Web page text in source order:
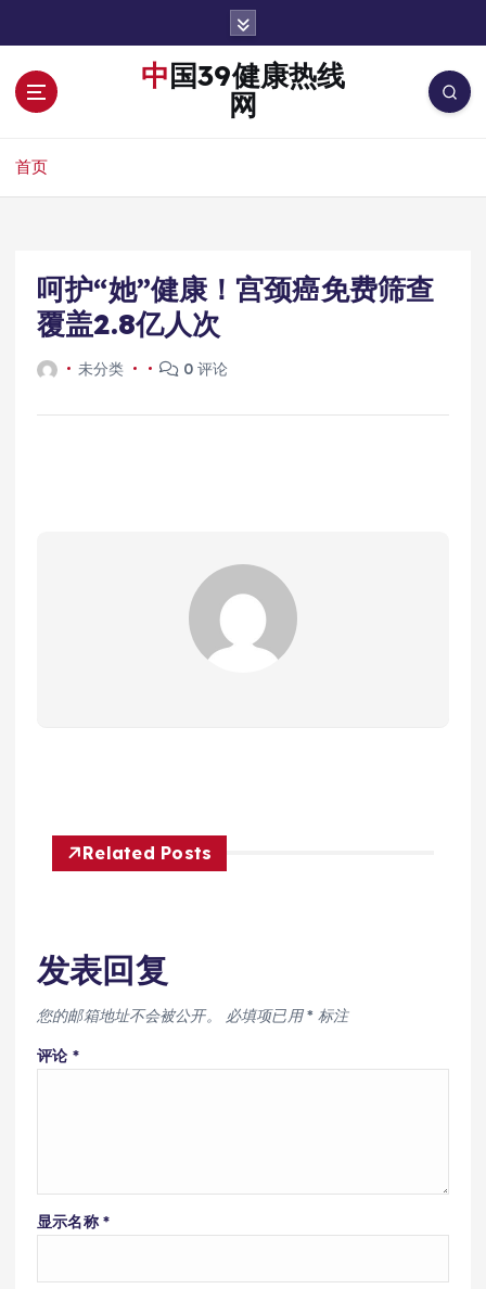
中国39健康热线
网
首页
呵护“她”健康！宫颈癌免费筛查
覆盖2.8亿人次
未分类 0 评论
Related Posts
发表回复
您的邮箱地址不会被公开。 必填项已用* 标注
评论 *
显示名称 *